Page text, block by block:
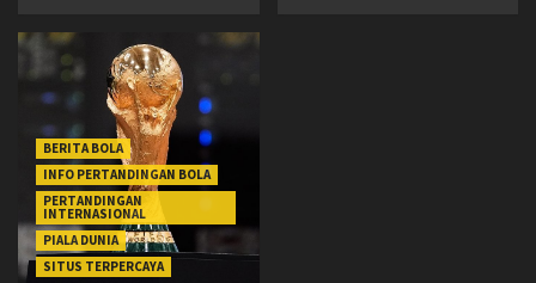
BERITA BOLA
INFO PERTANDINGAN BOLA
PERTANDINGAN
INTERNASIONAL
PIALA DUNIA
SITUS TERPERCAYA